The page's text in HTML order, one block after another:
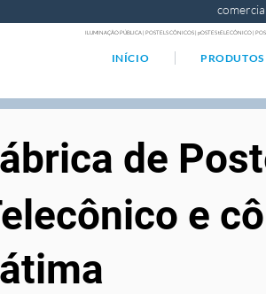
ILUMINAÇÃO PÚBLICA | POSTELS CÔNICOS | pOSTES tELECÔNICO |
INÍCIO PRODUTOS
de
e